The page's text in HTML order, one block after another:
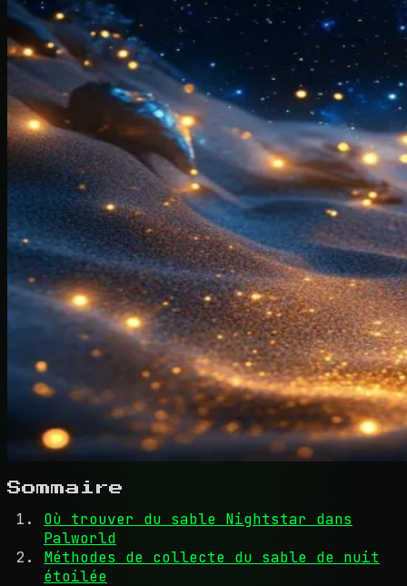
Sommaire
Où trouver du sable Nightstar dans
Palworld
Méthodes de collecte du sable de nuit
étoilée